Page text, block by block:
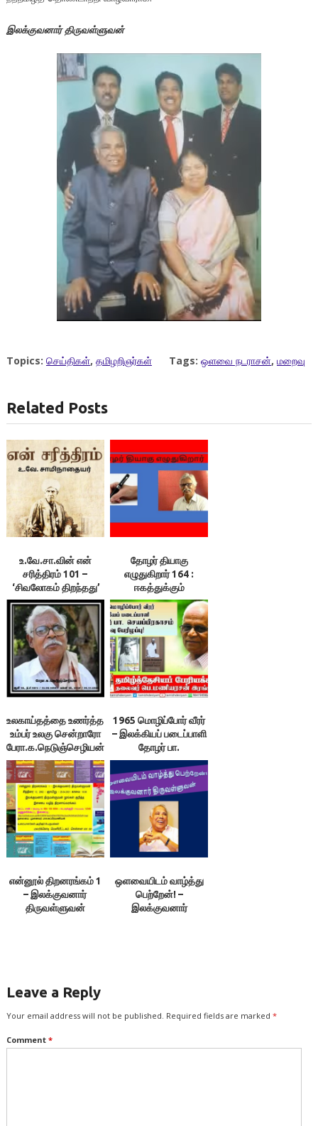
இலக்குவனார் திருவள்ளுவன்
Topics: செய்திகள், தமிழறிஞர்கள் Tags: ஒளவை நடராசன், மறைவு
Related Posts
உ.வே.சா.வின் என்
சரித்திரம் 101 –
‘சிவலோகம் திறந்தது’
தோழர் தியாகு
எழுதுகிறார் 164 :
ஈகத்துக்கும்
வீரத்துக்கும்
இலக்கணமாய் வாழ்ந்த
புலவர் 4.￼
உலகாய்தத்தை உணர்த்த
உம்பர் உலகு சென்றாரோ
பேரா.க.நெடுஞ்செழியன்!
1965 மொழிப்போர் வீரர்
– இலக்கியப் படைப்பாளி
தோழர் பா.
செயப்பிரகாசம் மறைவு
பேரிழப்பு! – பெ.
மணியரசன் இரங்கல்!
என்னூல் திறனரங்கம் 1
– இலக்குவனார்
திருவள்ளுவன்
ஒளவையிடம் வாழ்த்து
பெற்றேன்! –
இலக்குவனார்
Leave a Reply
Your email address will not be published. Required fields are marked *
Comment *